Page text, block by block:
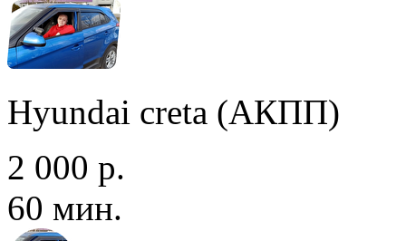
Hyundai creta (АКПП)
2 000 р.
60 мин.